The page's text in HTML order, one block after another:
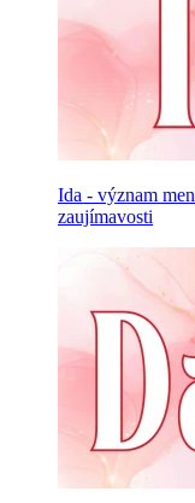
Ida - význam
zaujímavosti